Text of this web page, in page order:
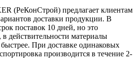
(РеКонСтрой) предлагает клиентам
доставки продукции. В
поставок 10 дней, но это
действительности материалы
При доставке одинаковых
производится в течение 2-